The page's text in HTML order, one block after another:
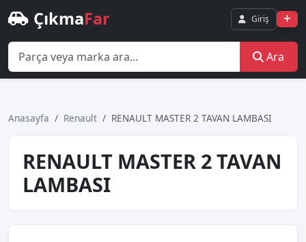
ÇıkmaFar Giriş
Ara
Anasayfa Renault RENAULT MASTER 2 TAVAN LAMBASI
RENAULT MASTER 2 TAVAN
LAMBASI